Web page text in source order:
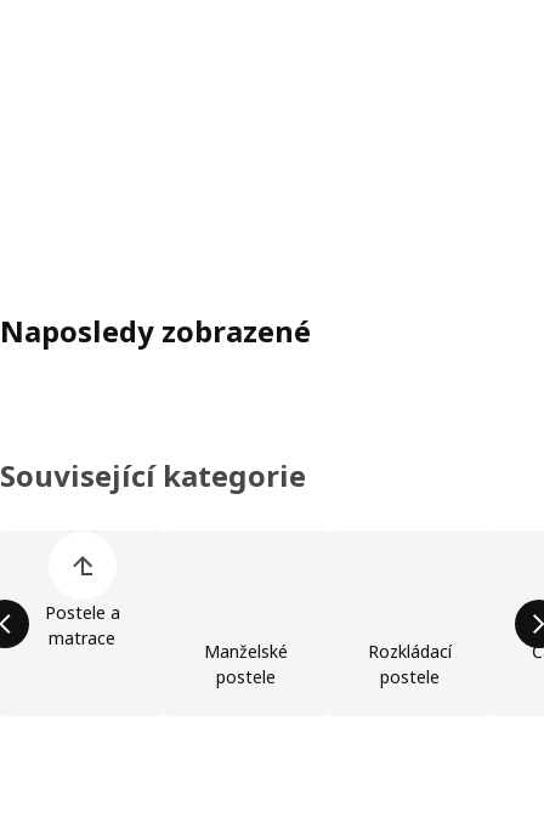
Naposledy zobrazené
Související kategorie
Postele a
matrace
Manželské
postele
Rozkládací
postele